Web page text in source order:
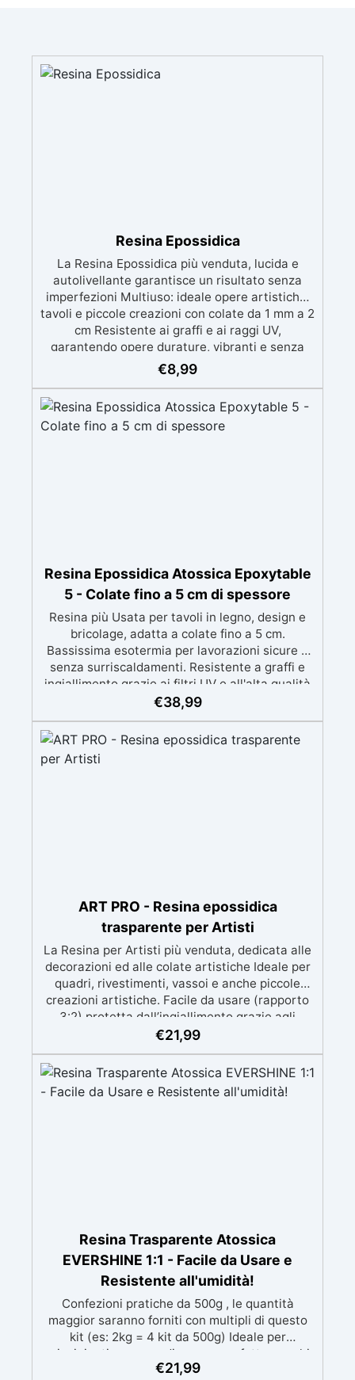
Resina Epossidica
La Resina Epossidica più venduta, lucida e
autolivellante garantisce un risultato senza
imperfezioni Multiuso: ideale opere artistiche,
tavoli e piccole creazioni con colate da 1 mm a 2
cm Resistente ai graffi e ai raggi UV,
garantendo opere durature, vibranti e senza
ingiallimenti nel tempo Bassa viscosità e
formula anti-bolle per risultati impeccabili,
Certificata Atossica post catalisi per contatto
con la pelle, BPA free e VoC Free
€8,99
Resina Epossidica Atossica Epoxytable
5 - Colate fino a 5 cm di spessore
Resina più Usata per tavoli in legno, design e
bricolage, adatta a colate fino a 5 cm.
Bassissima esotermia per lavorazioni sicure e
senza surriscaldamenti. Resistente a graffi e
ingiallimento grazie ai filtri UV e all'alta qualità
meccanica. Bassa viscosità per eliminare bolle
BPA/VOC free e certificata per il contatto
prolungato con la pelle.
€38,99
ART PRO - Resina epossidica
trasparente per Artisti
La Resina per Artisti più venduta, dedicata alle
decorazioni ed alle colate artistiche Ideale per
quadri, rivestimenti, vassoi e anche piccole
creazioni artistiche. Facile da usare (rapporto
3:2) protetta dall’ingiallimento grazie agli
speciali filtri UV Formula densa : non cola via,
in 12-24h garantendo una superficie lucida e
brillante
€21,99
Resina Trasparente Atossica
EVERSHINE 1:1 - Facile da Usare e
Resistente all'umidità!
Confezioni pratiche da 500g , le quantità
maggior saranno forniti con multipli di questo
kit (es: 2kg = 4 kit da 500g) Ideale per
principianti: a prova di errore, perfetta per chi
inizia. Sempre lucida: garantisce una finitura
€21,99